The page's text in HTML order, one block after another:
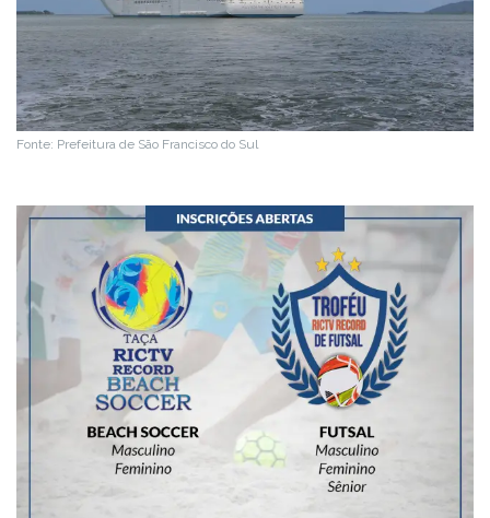
Fonte: Prefeitura de São Francisco do Sul